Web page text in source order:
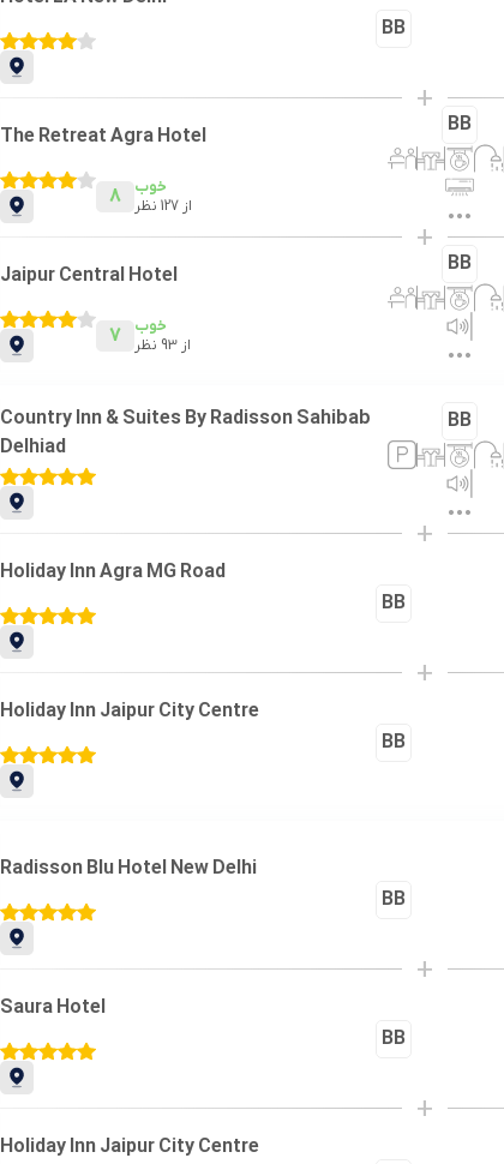
BB
+
The Retreat Agra Hotel
8
خوب
از 127نظر
BB
+
Jaipur Central Hotel
7
خوب
از 93 نظر
BB
Country Inn & Suites By Radisson Sahibab
Delhiad
BB
+
Holiday Inn Agra MG Road
BB
+
Holiday Inn Jaipur City Centre
BB
Radisson Blu Hotel New Delhi
BB
+
Saura Hotel
BB
+
Holiday Inn Jaipur City Centre